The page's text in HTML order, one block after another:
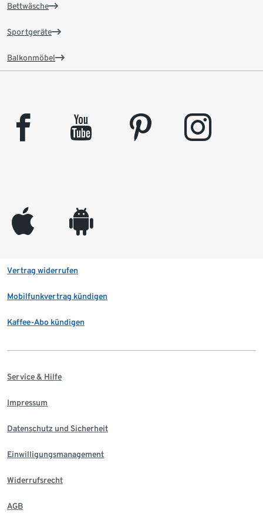
Bettwäsche
Sportgeräte
Balkonmöbel
facebook youtube pinterest instagram
appleinc android
Vertrag widerrufen
Mobilfunkvertrag kündigen
Kaffee-Abo kündigen
Service & Hilfe
Impressum
Datenschutz und Sicherheit
Einwilligungsmanagement
Widerrufsrecht
AGB